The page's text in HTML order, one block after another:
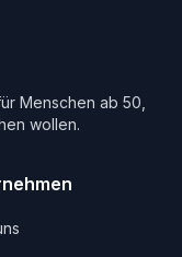
Menschen ab 50,
wollen.